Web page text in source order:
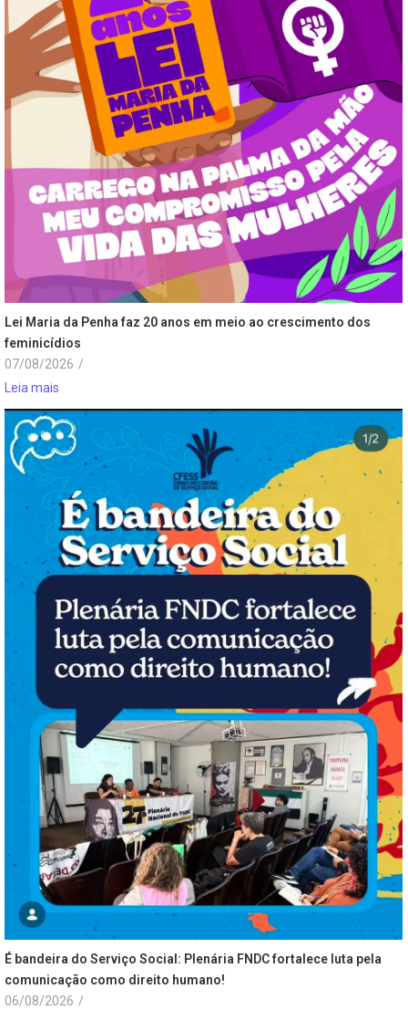
Lei Maria da Penha faz 20 anos em meio ao crescimento dos
feminicídios
07/08/2026 /
Leia mais
É bandeira do Serviço Social: Plenária FNDC fortalece luta pela
comunicação como direito humano!
06/08/2026 /